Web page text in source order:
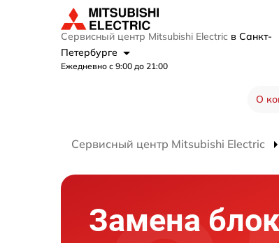
Сервисный центр Mitsubishi Electric в Санкт-
Петербурге
Ежедневно с 9:00 до 21:00
О
Сервисный центр Mitsubishi Electric
Замена